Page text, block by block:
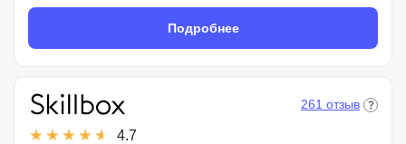
Подробнее
4.7
261 отзыв